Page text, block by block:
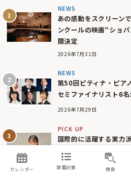
NEWS
あの感動をスクリーン
ンクールの映画“ショ
開決定
2026年7月31日
NEWS
第50回ピティナ・ピア
セミファイナリスト6
2026年7月29日
PICK UP
国際的に活躍する実力
が奏でる極上の響き
2026年8月2日
カレンダー 新着記事 検索